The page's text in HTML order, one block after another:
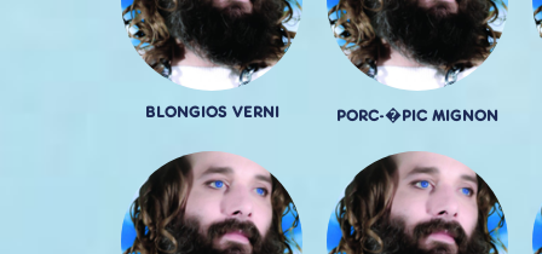
BLONGIOS VERNI PORC-�PIC MIGNON